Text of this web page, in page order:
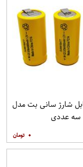
شارژ سانی بت مدل
۰